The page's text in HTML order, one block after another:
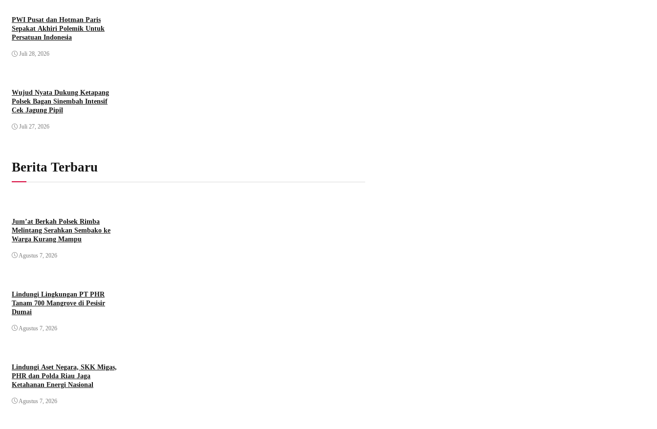
PWI Pusat dan Hotman Paris
Sepakat Akhiri Polemik Untuk
Persatuan Indonesia
Juli 28, 2026
Wujud Nyata Dukung Ketapang
Polsek Bagan Sinembah Intensif
Cek Jagung Pipil
Juli 27, 2026
Berita Terbaru
Jum’at Berkah Polsek Rimba
Melintang Serahkan Sembako ke
Warga Kurang Mampu
Agustus 7, 2026
Lindungi Lingkungan PT PHR
Tanam 700 Mangrove di Pesisir
Dumai
Agustus 7, 2026
Lindungi Aset Negara, SKK Migas,
PHR dan Polda Riau Jaga
Ketahanan Energi Nasional
Agustus 7, 2026